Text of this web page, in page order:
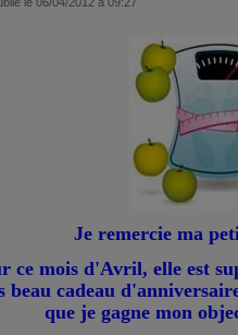
Je remercie ma
ce mois d'Avril, elle est
beau cadeau
que je gagne mon